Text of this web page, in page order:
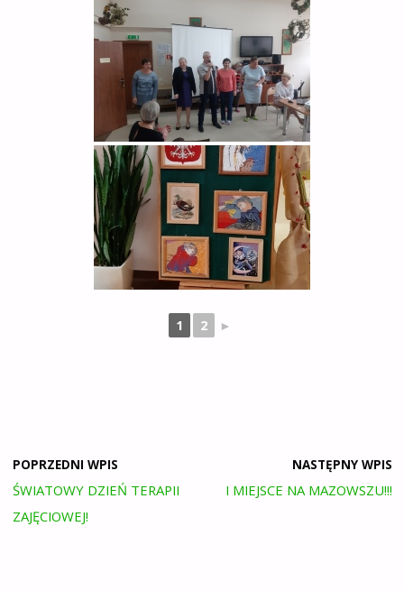
1 2 ►
POPRZEDNI WPIS
ŚWIATOWY DZIEŃ TERAPII
ZAJĘCIOWEJ!
NASTĘPNY WPIS
I MIEJSCE NA MAZOWSZU!!!